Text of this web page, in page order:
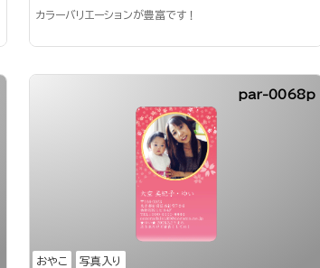
カラーバリエーションが豊富です！
おやこ 写真入り
par-0068p